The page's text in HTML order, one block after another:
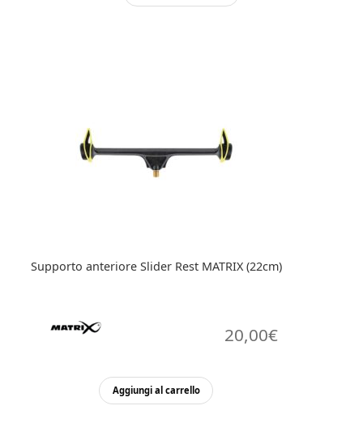
Supporto anteriore Slider Rest MATRIX (22cm)
20,00€
Aggiungi al carrello